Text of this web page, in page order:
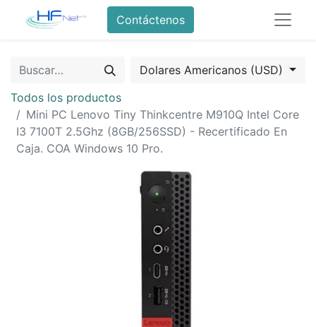
Contáctenos
Dolares Americanos (USD)
Todos los productos
Mini PC Lenovo Tiny Thinkcentre M910Q Intel Core
I3 7100T 2.5Ghz (8GB/256SSD) - Recertificado En
Caja. COA Windows 10 Pro.